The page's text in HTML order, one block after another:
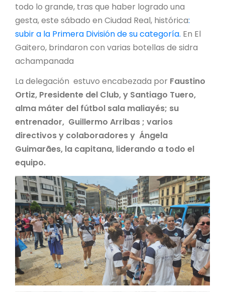
todo lo grande, tras que haber logrado una
gesta, este sábado en Ciudad Real, histórica:
subir a la Primera División de su categoría. En El
Gaitero, brindaron con varias botellas de sidra
achampanada
La delegación estuvo encabezada por Faustino
Ortiz, Presidente del Club, y Santiago Tuero,
alma máter del fútbol sala maliayés; su
entrenador, Guillermo Arribas ; varios
directivos y colaboradores y Ángela
Guimarães, la capitana, liderando a todo el
equipo.